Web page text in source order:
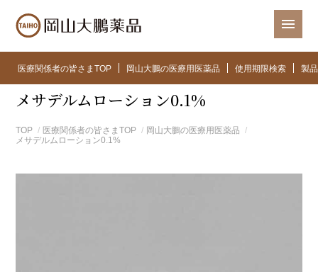
医療関係者の皆さまTOP 岡山大鵬の医療用医薬品 使用期限検索 製
メサデルムローション0.1%
TOP 医療関係者の皆さまTOP
岡山大鵬の医療用医薬品
メサデルムローション0.1%